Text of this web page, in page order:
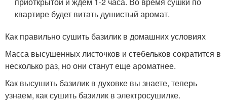
квартире будет витать душистый аромат.
Как правильно сушить базилик в домашних условиях
Масса высушенных листочков и стебельков сократится в
несколько раз, но они станут еще ароматнее.
Как высушить базилик в духовке вы знаете, теперь
узнаем, как сушить базилик в электросушилке.